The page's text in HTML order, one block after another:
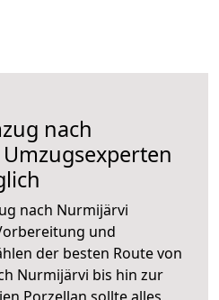
nach
nach Nurmijärvi
und
der besten Route von
Nurmijärvi bis hin zur